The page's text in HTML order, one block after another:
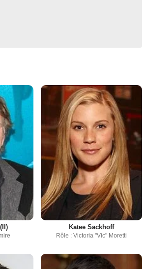
Katee Sackhoff
Rôle : Victoria "Vic" Moretti